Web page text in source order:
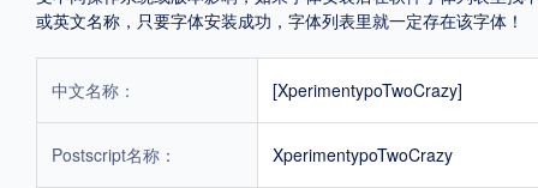
字体新闻 字体文章 字体程序 字体人物
或英文名称，只要字体安装成功，字体列表里就一定存在该字体！
中文名称： [XperimentypoTwoCrazy]
Postscript名称： XperimentypoTwoCrazy